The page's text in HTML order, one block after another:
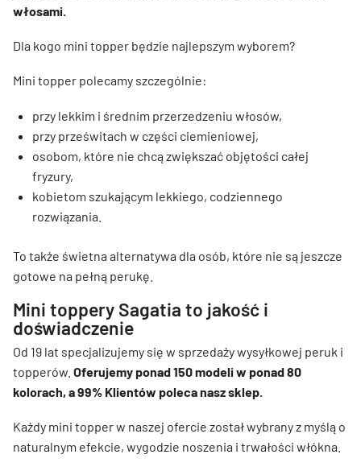
włosami.
Dla kogo mini topper będzie najlepszym wyborem?
Mini topper polecamy szczególnie:
przy lekkim i średnim przerzedzeniu włosów,
przy prześwitach w części ciemieniowej,
osobom, które nie chcą zwiększać objętości całej
fryzury,
kobietom szukającym lekkiego, codziennego
rozwiązania.
To także świetna alternatywa dla osób, które nie są jeszcze
gotowe na pełną perukę.
Mini toppery Sagatia to jakość i
doświadczenie
Od 19 lat specjalizujemy się w sprzedaży wysyłkowej peruk i
topperów. Oferujemy ponad 150 modeli w ponad 80
kolorach, a 99% Klientów poleca nasz sklep.
Każdy mini topper w naszej ofercie został wybrany z myślą o
naturalnym efekcie, wygodzie noszenia i trwałości włókna.